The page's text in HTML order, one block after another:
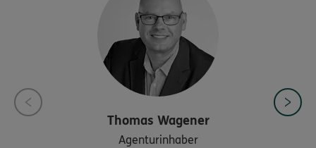
Thomas Wagener
Agenturinhaber